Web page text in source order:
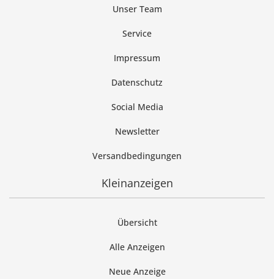
Unser Team
Service
Impressum
Datenschutz
Social Media
Newsletter
Versandbedingungen
Kleinanzeigen
Übersicht
Alle Anzeigen
Neue Anzeige